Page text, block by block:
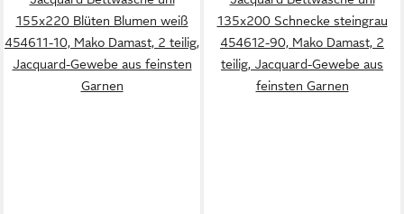
155x220 Blüten Blumen weiß
454611-10, Mako Damast, 2 teilig,
Jacquard-Gewebe aus feinsten
Garnen
135x200 Schnecke steingrau
454612-90, Mako Damast, 2
teilig, Jacquard-Gewebe aus
feinsten Garnen